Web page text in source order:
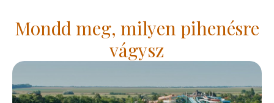
Mondd meg, milyen pihenésre
vágysz